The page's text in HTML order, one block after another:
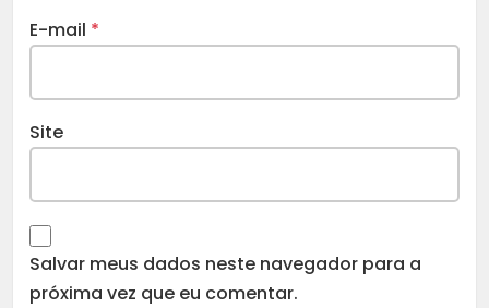
E-mail *
Site
Salvar meus dados neste navegador para a
próxima vez que eu comentar.